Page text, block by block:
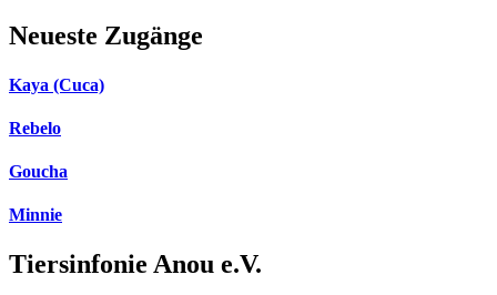
Neueste Zugänge
Kaya (Cuca)
Rebelo
Goucha
Minnie
Tiersinfonie Anou e.V.